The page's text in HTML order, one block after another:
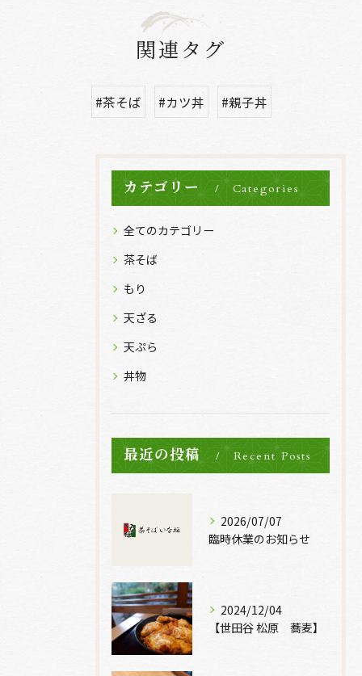
関連タグ
#茶そば #カツ丼 #親子丼
カテゴリー Categories
全てのカテゴリー
茶そば
もり
天ざる
天ぷら
丼物
最近の投稿 Recent Posts
2026/07/07
臨時休業のお知らせ
2024/12/04
【世田谷 松原 蕎麦】